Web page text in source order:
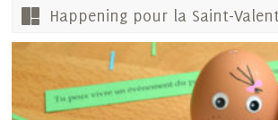
Happening pour la Saint-